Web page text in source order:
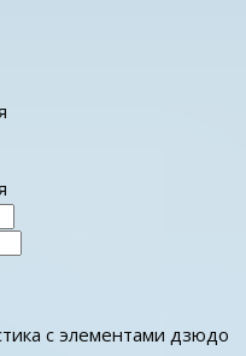
с элементами дзюдо